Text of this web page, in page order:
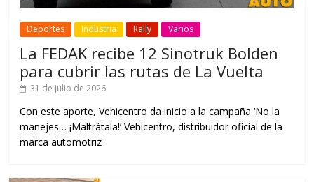
Deportes Industria Rally Varios
La FEDAK recibe 12 Sinotruk Bolden
para cubrir las rutas de La Vuelta
31 de julio de 2026
Con este aporte, Vehicentro da inicio a la campaña ‘No la
manejes… ¡Maltrátala!’ Vehicentro, distribuidor oficial de la
marca automotriz